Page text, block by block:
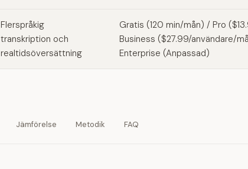
Flerspråkig
transkription och
realtidsöversättning
Gratis (120 min/mån) / Pro
Business ($27.99/användare/
Enterprise (Anpassad)
Jämförelse Metodik FAQ